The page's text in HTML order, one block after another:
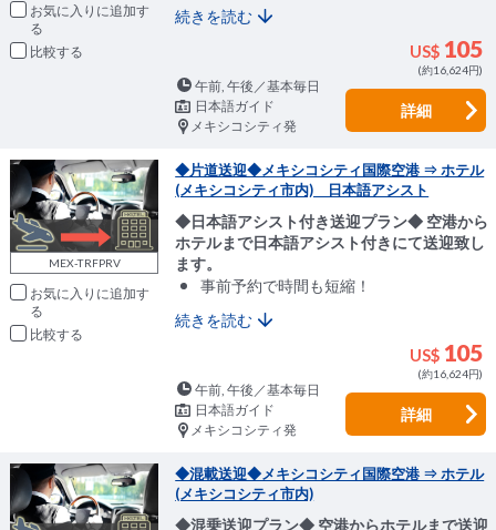
お気に入りに追加
比較
続きを読む
US$ 105
(約16,624円)
午前, 午後／基本毎日
日本語ガイド
メキシコシティ発
詳細
MEX-TRFPRV
お気に入りに追加
比較
◆片道送迎◆メキシコシティ国際空港 ⇒ ホテル
(メキシコシティ市内) 日本語アシスト
◆日本語アシスト付き送迎プラン◆ 空港から
ホテルまで日本語アシスト付きにて送迎致し
ます。
事前予約で時間も短縮！
続きを読む
US$ 105
(約16,624円)
午前, 午後／基本毎日
日本語ガイド
メキシコシティ発
詳細
◆混載送迎◆メキシコシティ国際空港 ⇒ ホテル
(メキシコシティ市内)
◆混乗送迎プラン◆ 空港からホテルまで送迎